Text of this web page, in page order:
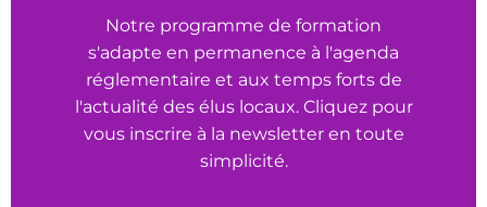
Notre programme de formation
s'adapte en permanence à l'agenda
réglementaire et aux temps forts de
l'actualité des élus locaux. Cliquez pour
vous inscrire à la newsletter en toute
simplicité.